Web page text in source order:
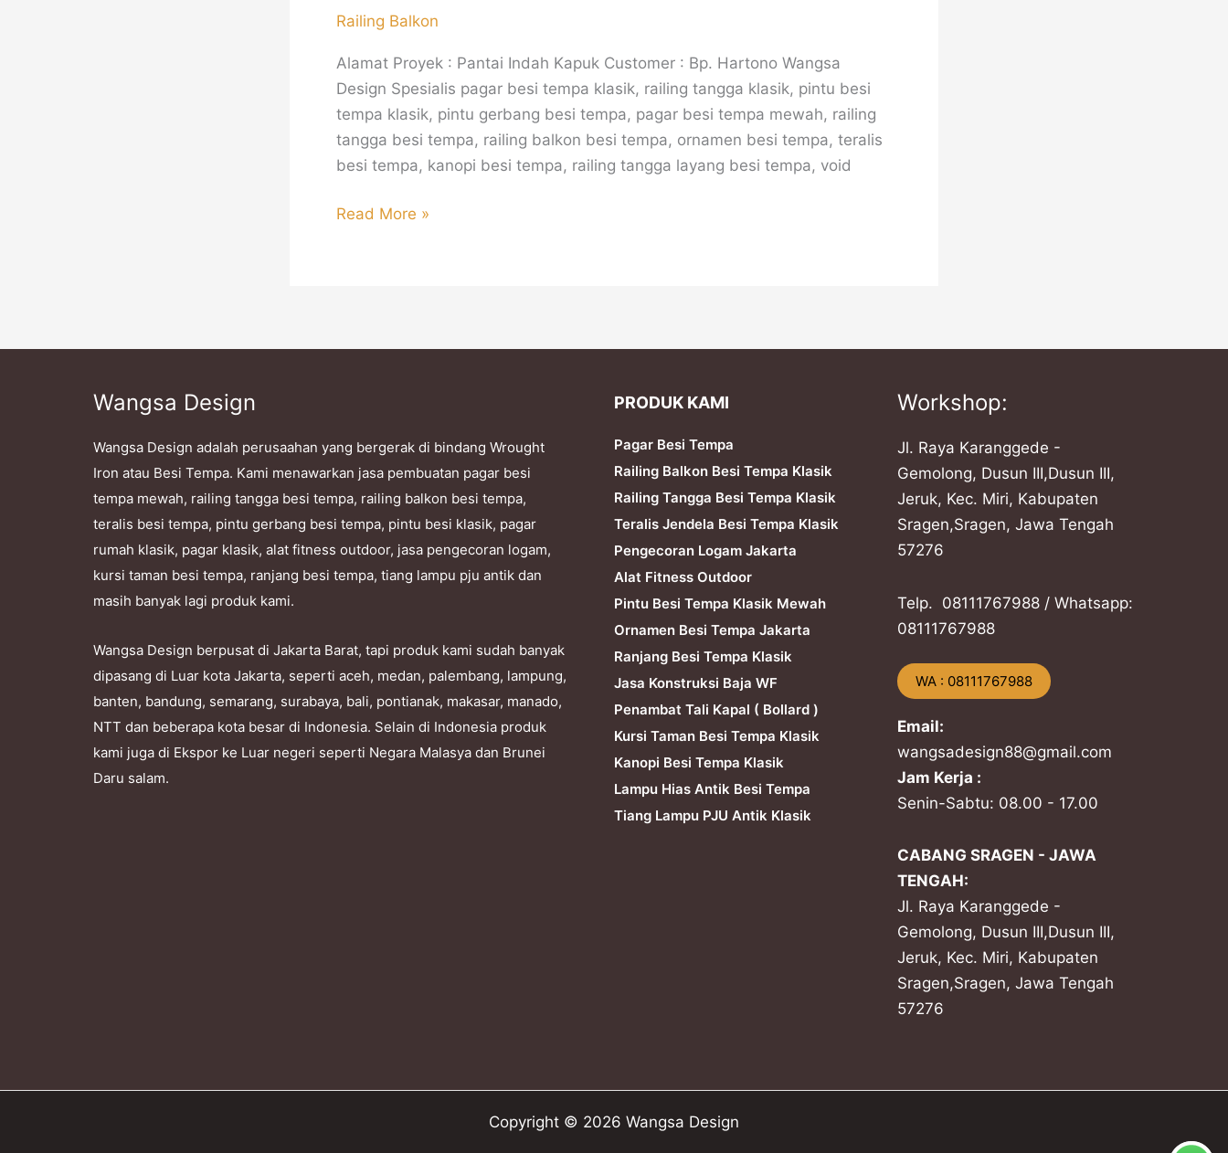
Railing Balkon
Alamat Proyek : Pantai Indah Kapuk Customer : Bp. Hartono Wangsa
Design Spesialis pagar besi tempa klasik, railing tangga klasik, pintu besi
tempa klasik, pintu gerbang besi tempa, pagar besi tempa mewah, railing
tangga besi tempa, railing balkon besi tempa, ornamen besi tempa, teralis
besi tempa, kanopi besi tempa, railing tangga layang besi tempa, void
Read More »
Wangsa Design
Wangsa Design adalah perusaahan yang bergerak di bindang Wrought
Iron atau Besi Tempa. Kami menawarkan jasa pembuatan pagar besi
tempa mewah, railing tangga besi tempa, railing balkon besi tempa,
teralis besi tempa, pintu gerbang besi tempa, pintu besi klasik, pagar
rumah klasik, pagar klasik, alat fitness outdoor, jasa pengecoran logam,
kursi taman besi tempa, ranjang besi tempa, tiang lampu pju antik dan
masih banyak lagi produk kami.
Wangsa Design berpusat di Jakarta Barat, tapi produk kami sudah banyak
dipasang di Luar kota Jakarta, seperti aceh, medan, palembang, lampung,
banten, bandung, semarang, surabaya, bali, pontianak, makasar, manado,
NTT dan beberapa kota besar di Indonesia. Selain di Indonesia produk
kami juga di Ekspor ke Luar negeri seperti Negara Malasya dan Brunei
Daru salam.
PRODUK KAMI
Pagar Besi Tempa
Railing Balkon Besi Tempa Klasik
Railing Tangga Besi Tempa Klasik
Teralis Jendela Besi Tempa Klasik
Pengecoran Logam Jakarta
Alat Fitness Outdoor
Pintu Besi Tempa Klasik Mewah
Ornamen Besi Tempa Jakarta
Ranjang Besi Tempa Klasik
Jasa Konstruksi Baja WF
Penambat Tali Kapal ( Bollard )
Kursi Taman Besi Tempa Klasik
Kanopi Besi Tempa Klasik
Lampu Hias Antik Besi Tempa
Tiang Lampu PJU Antik Klasik
Workshop:
Jl. Raya Karanggede -
Gemolong, Dusun III,Dusun III,
Jeruk, Kec. Miri, Kabupaten
Sragen,Sragen, Jawa Tengah
57276
Telp. ​08111767988 / Whatsapp:
​08111767988
​WA : 08111767988
Email:
wangsadesign88@gmail.com
Jam Kerja :
Senin-Sabtu: 08.00 - 17.00
CABANG SRAGEN - JAWA
TENGAH:
Jl. Raya Karanggede -
Gemolong, Dusun III,Dusun III,
Jeruk, Kec. Miri, Kabupaten
Sragen,Sragen, Jawa Tengah
57276
Copyright © 2026 Wangsa Design